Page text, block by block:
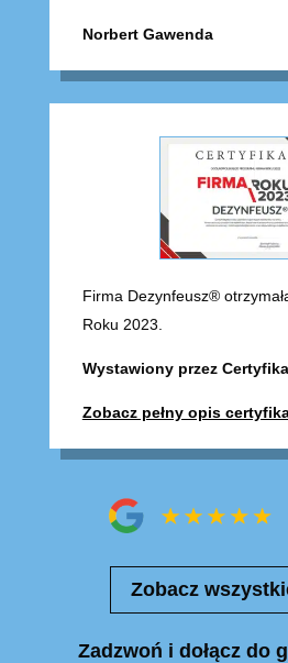
Norbert Gawenda
Firma Dezynfeusz®
Roku 2023.
Wystawiony przez
Zobacz pełny opis
Zobacz
Zadzwoń i dołącz do